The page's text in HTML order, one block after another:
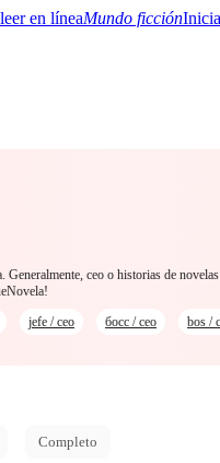
Mundo ficción
ceo o historias de
jefe / ceo босс / ceo bos /
Completo